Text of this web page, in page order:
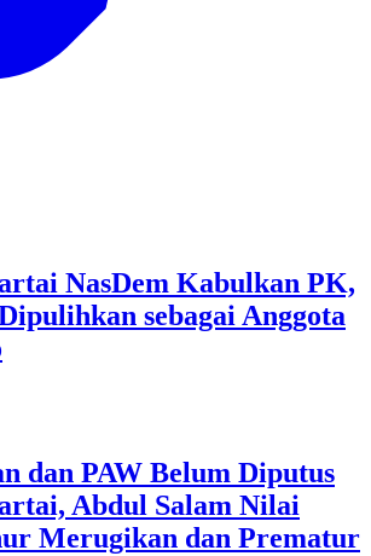
NasDem Kabulkan PK,
sebagai Anggota
dan PAW Belum Diputus
Abdul Salam Nilai
Merugikan dan Prematur